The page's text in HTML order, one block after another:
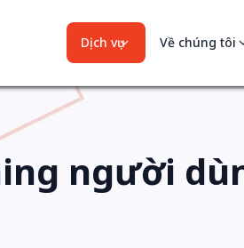
Dịch vụ Về chúng tôi
người